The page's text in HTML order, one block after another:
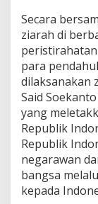
Secara
ziarah di
para
dilaksanakan
Said
yang
Republik
Republik
negarawan
bangsa
kepada